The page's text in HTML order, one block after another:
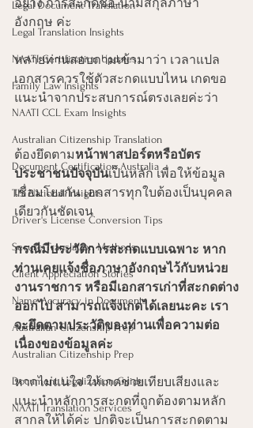
Legal Document Translation
Legal Translation Insights
NAATI Certification Updates
Family Law Insights
NAATI CCL Exam Insights
Australian Citizenship Translation
Document Certification Australia
TIS National Insights
Driver's License Conversion Tips
Secure Translation Methods
Client Appreciation Stories
Name Accuracy in Documents
Australian Citizenship Prep
Australian Citizenship Prep
Document Legalization Guide
NAATI Translation Services
อย่าง การสะกดชื่อ-นามสกุลภาษา
อังกฤษ ค่ะ
หลายท่านสอบถามเข้ามาว่า เวลาแปล
เอกสารควรใช้ตัวสะกดแบบไหน เกดขอ
แนะนำจากประสบการณ์ตรงเลยค่ะว่า
ต้องยึดตามหน้าพาสปอร์ตหรือบัตร
ประชาชนปัจจุบันเป็นหลัก เพื่อให้ข้อมูล
เชื่อมโยงกัน เอกสารทุกใบต้องเป็นบุคคล
เดียวกันชัดเจน
กรณีมีประวัติการสะกดแบบเฉพาะ หาก
ท่านเคยแจ้งชื่อภาษาอังกฤษไว้กับหน่วย
งานราชการ หรือมีเอกสารเก่าที่สะกดต่าง
ออกไป สามารถแจ้งเกดได้เลยนะคะ เรา
จะยึดตามประวัติของท่านเพื่อความต่อ
เนื่องของข้อมูลค่ะ
หากไม่แน่ใจ ให้เกดช่วยเทียบเสียงและ
แนะนำหลักการสะกดที่ถูกต้องตามหลัก
สากลให้ได้ค่ะ ปกติจะเป็นการสะกดตาม